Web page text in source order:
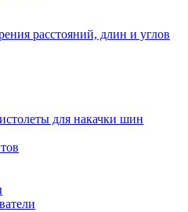
расстояний, длин и углов
для накачки шин